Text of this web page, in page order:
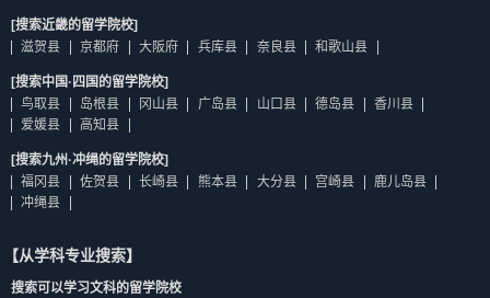
[搜索近畿的留学院校]
滋贺县
京都府 大阪府 兵库县 奈良县 和歌山县
[搜索中国·四国的留学院校]
鸟取县
岛根县 冈山县 广岛县 山口县 德岛县
香川县
爱媛县
高知县
[搜索九州·冲绳的留学院校]
福冈县
佐贺县 长崎县 熊本县 大分县 宫崎县
鹿儿岛县
冲绳县
【从学科专业搜索】
搜索可以学习文科的留学院校